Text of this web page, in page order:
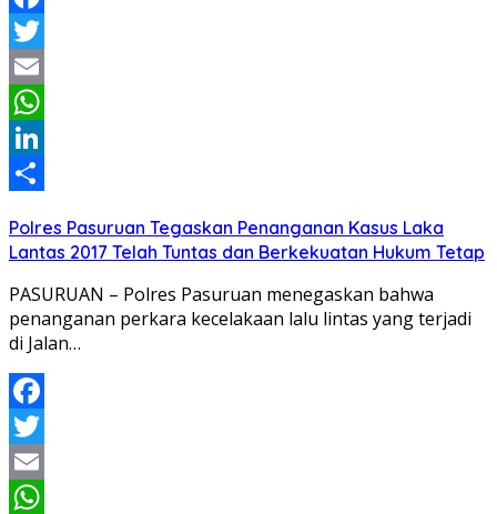
Facebook
Twitter
Email
WhatsApp
LinkedIn
Polres Pasuruan Tegaskan Penanganan Kasus Laka
Lantas 2017 Telah Tuntas dan Berkekuatan Hukum Tetap
PASURUAN – Polres Pasuruan menegaskan bahwa
penanganan perkara kecelakaan lalu lintas yang terjadi
di Jalan…
Facebook
Twitter
Email